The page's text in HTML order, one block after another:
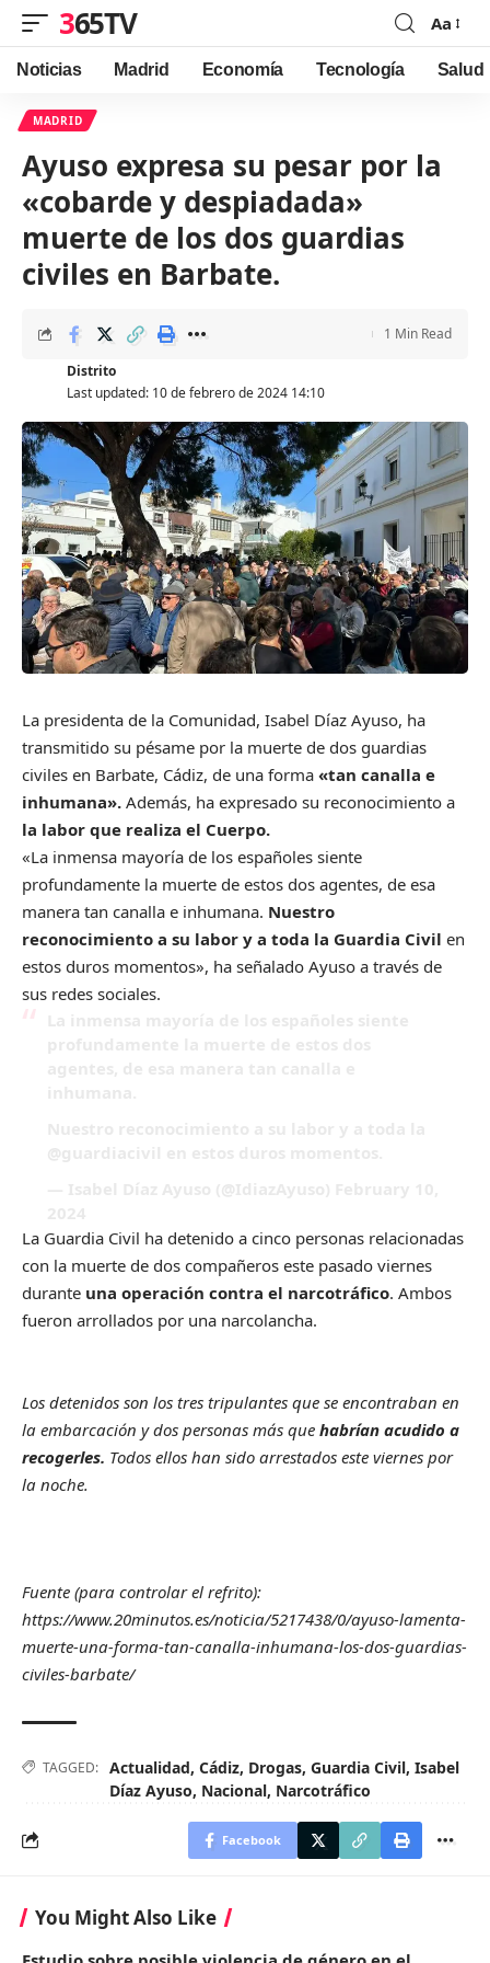
365TV
Font
Resizer
Aa
Noticias Madrid Economía Tecnología Salud
MADRID
Ayuso expresa su pesar por la
«cobarde y despiadada»
muerte de los dos guardias
civiles en Barbate.
Last updated: 10 de febrero de 2024 14:10
Distrito
1 Min Read
La presidenta de la Comunidad, Isabel Díaz Ayuso, ha
transmitido su pésame por la muerte de dos guardias
civiles en Barbate, Cádiz, de una forma «tan canalla e
inhumana». Además, ha expresado su reconocimiento a
la labor que realiza el Cuerpo.
«La inmensa mayoría de los españoles siente
profundamente la muerte de estos dos agentes, de esa
manera tan canalla e inhumana. Nuestro
reconocimiento a su labor y a toda la Guardia Civil en
estos duros momentos», ha señalado Ayuso a través de
sus redes sociales.
La Guardia Civil ha detenido a cinco personas relacionadas
con la muerte de dos compañeros este pasado viernes
durante una operación contra el narcotráfico. Ambos
fueron arrollados por una narcolancha.
Los detenidos son los tres tripulantes que se encontraban en
la embarcación y dos personas más que habrían acudido a
recogerles. Todos ellos han sido arrestados este viernes por
la noche.
Fuente (para controlar el refrito):
https://www.20minutos.es/noticia/5217438/0/ayuso-lamenta-
muerte-una-forma-tan-canalla-inhumana-los-dos-guardias-
civiles-barbate/
TAGGED: Actualidad, Cádiz, Drogas, Guardia Civil, Isabel
Díaz Ayuso, Nacional, Narcotráfico
Facebook
You Might Also Like